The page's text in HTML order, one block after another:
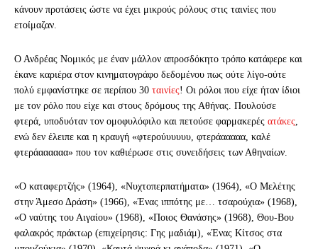
κάνουν προτάσεις ώστε να έχει μικρούς ρόλους στις ταινίες που
ετοίμαζαν.
Ο Ανδρέας Νομικός με έναν μάλλον απροσδόκητο τρόπο κατάφερε και
έκανε καριέρα στον κινηματογράφο δεδομένου πως ούτε λίγο-ούτε
πολύ εμφανίστηκε σε περίπου 30 ταινίες! Οι ρόλοι που είχε ήταν ίδιοι
με τον ρόλο που είχε και στους δρόμους της Αθήνας. Πουλούσε
φτερά, υποδυόταν τον ομοφυλόφιλο και πετούσε φαρμακερές ατάκες,
ενώ δεν έλειπε και η κραυγή «φτερούυυυυυ, φτεράααααα, καλέ
φτεράαααααα» που τον καθιέρωσε στις συνειδήσεις των Αθηναίων.
«Ο καταφερτζής» (1964), «Νυχτοπερπατήματα» (1964), «Ο Μελέτης
στην Άμεσο Δράση» (1966), «Ένας ιππότης με… τσαρούχια» (1968),
«Ο ναύτης του Αιγαίου» (1968), «Ποιος Θανάσης» (1968), Θου-Βου
φαλακρός πράκτωρ (επιχείρησις: Γης μαδιάμ), «Ένας Κίτσος στα